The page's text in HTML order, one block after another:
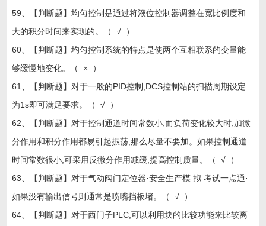
59、【判断题】均匀控制是通过将液位控制器调整在宽比例度和
大的积分时间来实现的。（ √ ）
60、【判断题】均匀控制系统的特点是使两个互相联系的变量能
够缓慢地变化。（ × ）
61、【判断题】对于一般的PID控制,DCS控制站的扫描周期设定
为1s即可满足要求。（ √ ）
62、【判断题】对于控制通道时间常数小,而负荷变化较大时,加微
分作用和积分作用都易引起振荡,那么尽量不要加。如果控制通道
时间常数很小,可采用反微分作用减缓,提高控制质量。（ √ ）
63、【判断题】对于气动阀门定位器·安全生产模 拟 考试一点通·
如果没有输出信号则通常是喷嘴挡板堵。（ √ ）
64、【判断题】对于西门子PLC,可以利用块的比较功能来比较离